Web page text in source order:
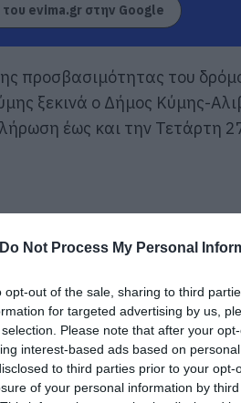
Do Not Process My Personal
opt-out of the sale, sharing to third
for targeted advertising by us,
Please note that after your
interest-based ads based on
to third parties prior to your
of your personal information by
evima.gr στην Google
προσβασιμότητας του
ξεκινά ο Δήμος Κύμης-
έως και την Τετάρτη